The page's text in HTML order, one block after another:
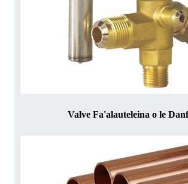
Valve Fa'alauteleina o le